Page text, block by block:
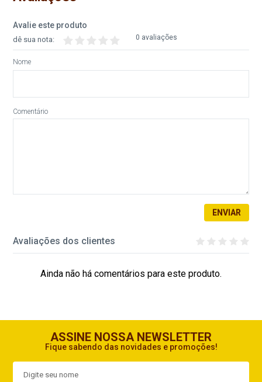
Avalie este produto
0 avaliações
dê sua nota:
Nome
Comentário
ENVIAR
Avaliações dos clientes
Ainda não há comentários para este produto.
ASSINE NOSSA NEWSLETTER
Fique sabendo das novidades e promoções!